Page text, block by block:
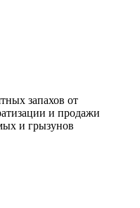
запахов от
и продажи
и грызунов